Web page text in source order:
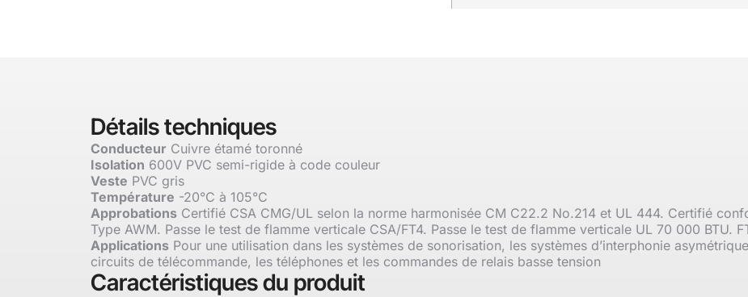
Détails techniques
Conducteur Cuivre étamé toronné
Isolation 600V PVC semi-rigide à code couleur
Veste PVC gris
Température -20°C à 105°C
Approbations Certifié CSA CMG/UL selon la norme harmonisée CM C22.2 No.214 et UL 444. Certifié
Type AWM. Passe le test de flamme verticale CSA/FT4. Passe le test de flamme verticale UL 70 000 BTU.
Applications Pour une utilisation dans les systèmes de sonorisation, les systèmes d’interphonie
circuits de télécommande, les téléphones et les commandes de relais basse tension
Caractéristiques du produit